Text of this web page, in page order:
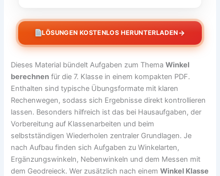
LÖSUNGEN KOSTENLOS HERUNTERLADEN→
Dieses Material bündelt Aufgaben zum ThemaWinkel
berechnen für die 7. Klasse in einem kompakten PDF.
Enthalten sind typische Übungsformate mit klaren
Rechenwegen, sodass sich Ergebnisse direkt kontrollieren
lassen. Besonders hilfreich ist das bei Hausaufgaben, der
Vorbereitung auf Klassenarbeiten und beim
selbstständigen Wiederholen zentraler Grundlagen. Je
nach Aufbau finden sich Aufgaben zu Winkelarten,
Ergänzungswinkeln, Nebenwinkeln und dem Messen mit
dem Geodreieck. Wer zusätzlich nach einemWinkel Klasse